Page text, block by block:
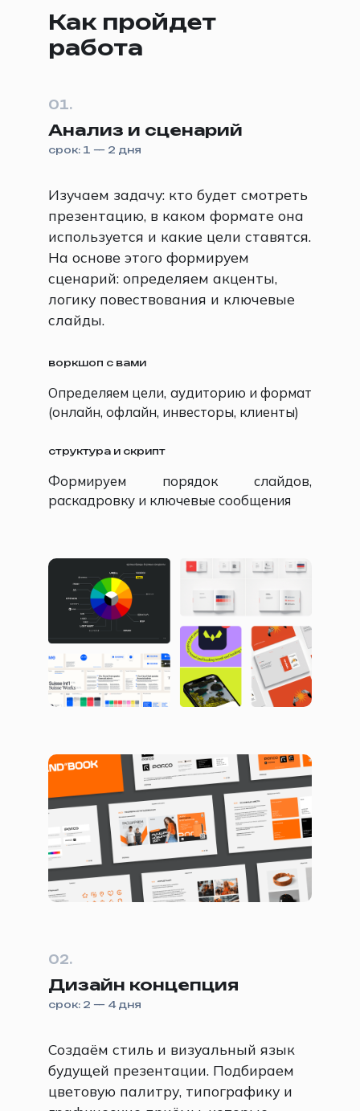
Как пройдет
работа
01.
Анализ и сценарий
срок: 1 — 2 дня
Изучаем задачу: кто будет смотреть
презентацию, в каком формате она
используется и какие цели ставятся.
На основе этого формируем
сценарий: определяем акценты,
логику повествования и ключевые
слайды.
воркшоп с вами
Определяем цели, аудиторию и формат
(онлайн, офлайн, инвесторы, клиенты)
структура и скрипт
Формируем порядок слайдов,
раскадровку и ключевые сообщения
02.
Дизайн концепция
срок: 2 — 4 дня
Создаём стиль и визуальный язык
будущей презентации. Подбираем
цветовую палитру, типографику и